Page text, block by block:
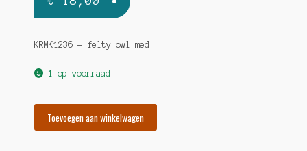
KRMK1236 – felty owl med
1 op voorraad
Toevoegen aan winkelwagen